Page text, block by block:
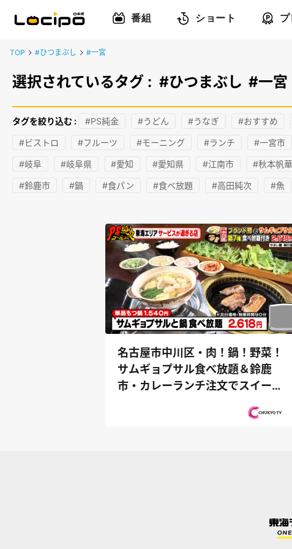
番組 ショート
TOP #ひつまぶし #一宮
選択されているタグ : #ひつまぶし #一宮
タグを絞り込む : #PS純金 #うどん #うなぎ #おすすめ
#ビストロ #フルーツ #モーニング #ランチ #一宮市
#岐阜 #岐阜県 #愛知 #愛知県 #江南市 #秋本帆
#鈴鹿市 #鍋 #食パン #食べ放題 #高田純次 #魚
名古屋市中川区・肉！鍋！野菜！
サムギョプサル食べ放題＆鈴鹿
市・カレーランチ注文でスイーツ